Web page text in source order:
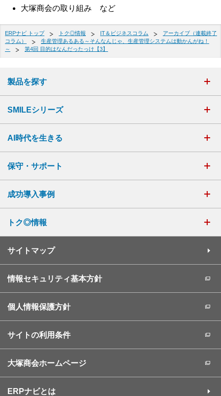
大塚商会の取り組み など
ERPナビ トップ トク◎情報 IT＆ビジネスコラム
アーカイブ（連載終了
コラム）
生産管理あるある～そんなんじゃ、生産管理システムは動かんがね！
～
第4回 目的はなんだったっけ【3】
製品を探す
SMILEシリーズ
AI時代を生きる
保守・サポート
成功導入事例
トク◎情報
サイトマップ
情報セキュリティ基本方針
個人情報保護方針
サイトの利用条件
大塚商会ホームページ
ERPナビとは